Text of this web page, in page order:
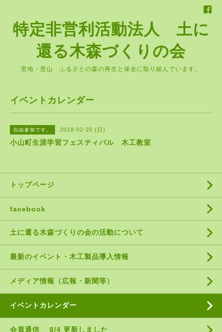
特定非営利活動法人 土に
還る木森づくりの会
里地・里山 ふるさとの森の再生と保全に取り組んでいます。
イベントカレンダー
自由参加です。 2018-02-25 (日)
小山町生涯学習フェスティバル 木工教室
トップページ
facebook
土に還る木森づくりの会の活動について
最新のイベント・木工製品導入情報
メディア情報（広報・新聞等）
イベントカレンダー
会員通信 8/4 更新しました